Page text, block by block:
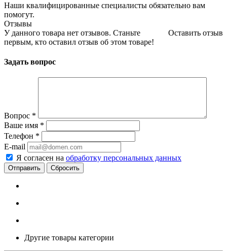
Наши квалифицированные специалисты обязательно вам
помогут.
Отзывы
Оставить отзыв
У данного товара нет отзывов. Станьте
первым, кто оставил отзыв об этом товаре!
Задать вопрос
Вопрос *
Ваше имя *
Телефон *
E-mail
Я согласен на обработку персональных данных
Сбросить
Другие товары категории